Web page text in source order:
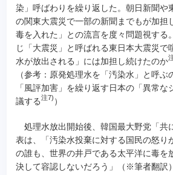
染」呼ばわりを繰り返した。朝日新聞や
の関東大震災で一部の新聞までもが加担
毒を入れた」との流言を度々問題視する
じ「大震災」と呼ばれる東日本大震災で
水が放出される」には加担し続けたのか
（参考：原発処理水を「汚染水」と呼
「風評加害」を繰り返す日本の「異常
議する注7) ）
処理水放出開始後、韓国最大野党「共
表は、「汚染水投棄に対する国民の怒り
の誰も、世界の井戸である太平洋に毒を
決して容認しないだろう」（※筆者翻訳